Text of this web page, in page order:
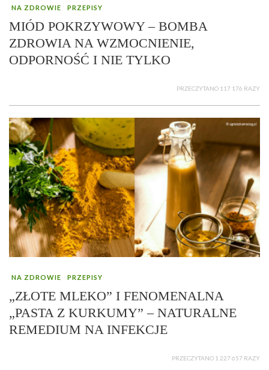
NA ZDROWIE PRZEPISY
MIÓD POKRZYWOWY – BOMBA
ZDROWIA NA WZMOCNIENIE,
ODPORNOŚĆ I NIE TYLKO
PRZECZYTANO 117 176 RAZY
NA ZDROWIE PRZEPISY
„ZŁOTE MLEKO” I FENOMENALNA
„PASTA Z KURKUMY” – NATURALNE
REMEDIUM NA INFEKCJE
PRZECZYTANO 1 227 657 RAZY